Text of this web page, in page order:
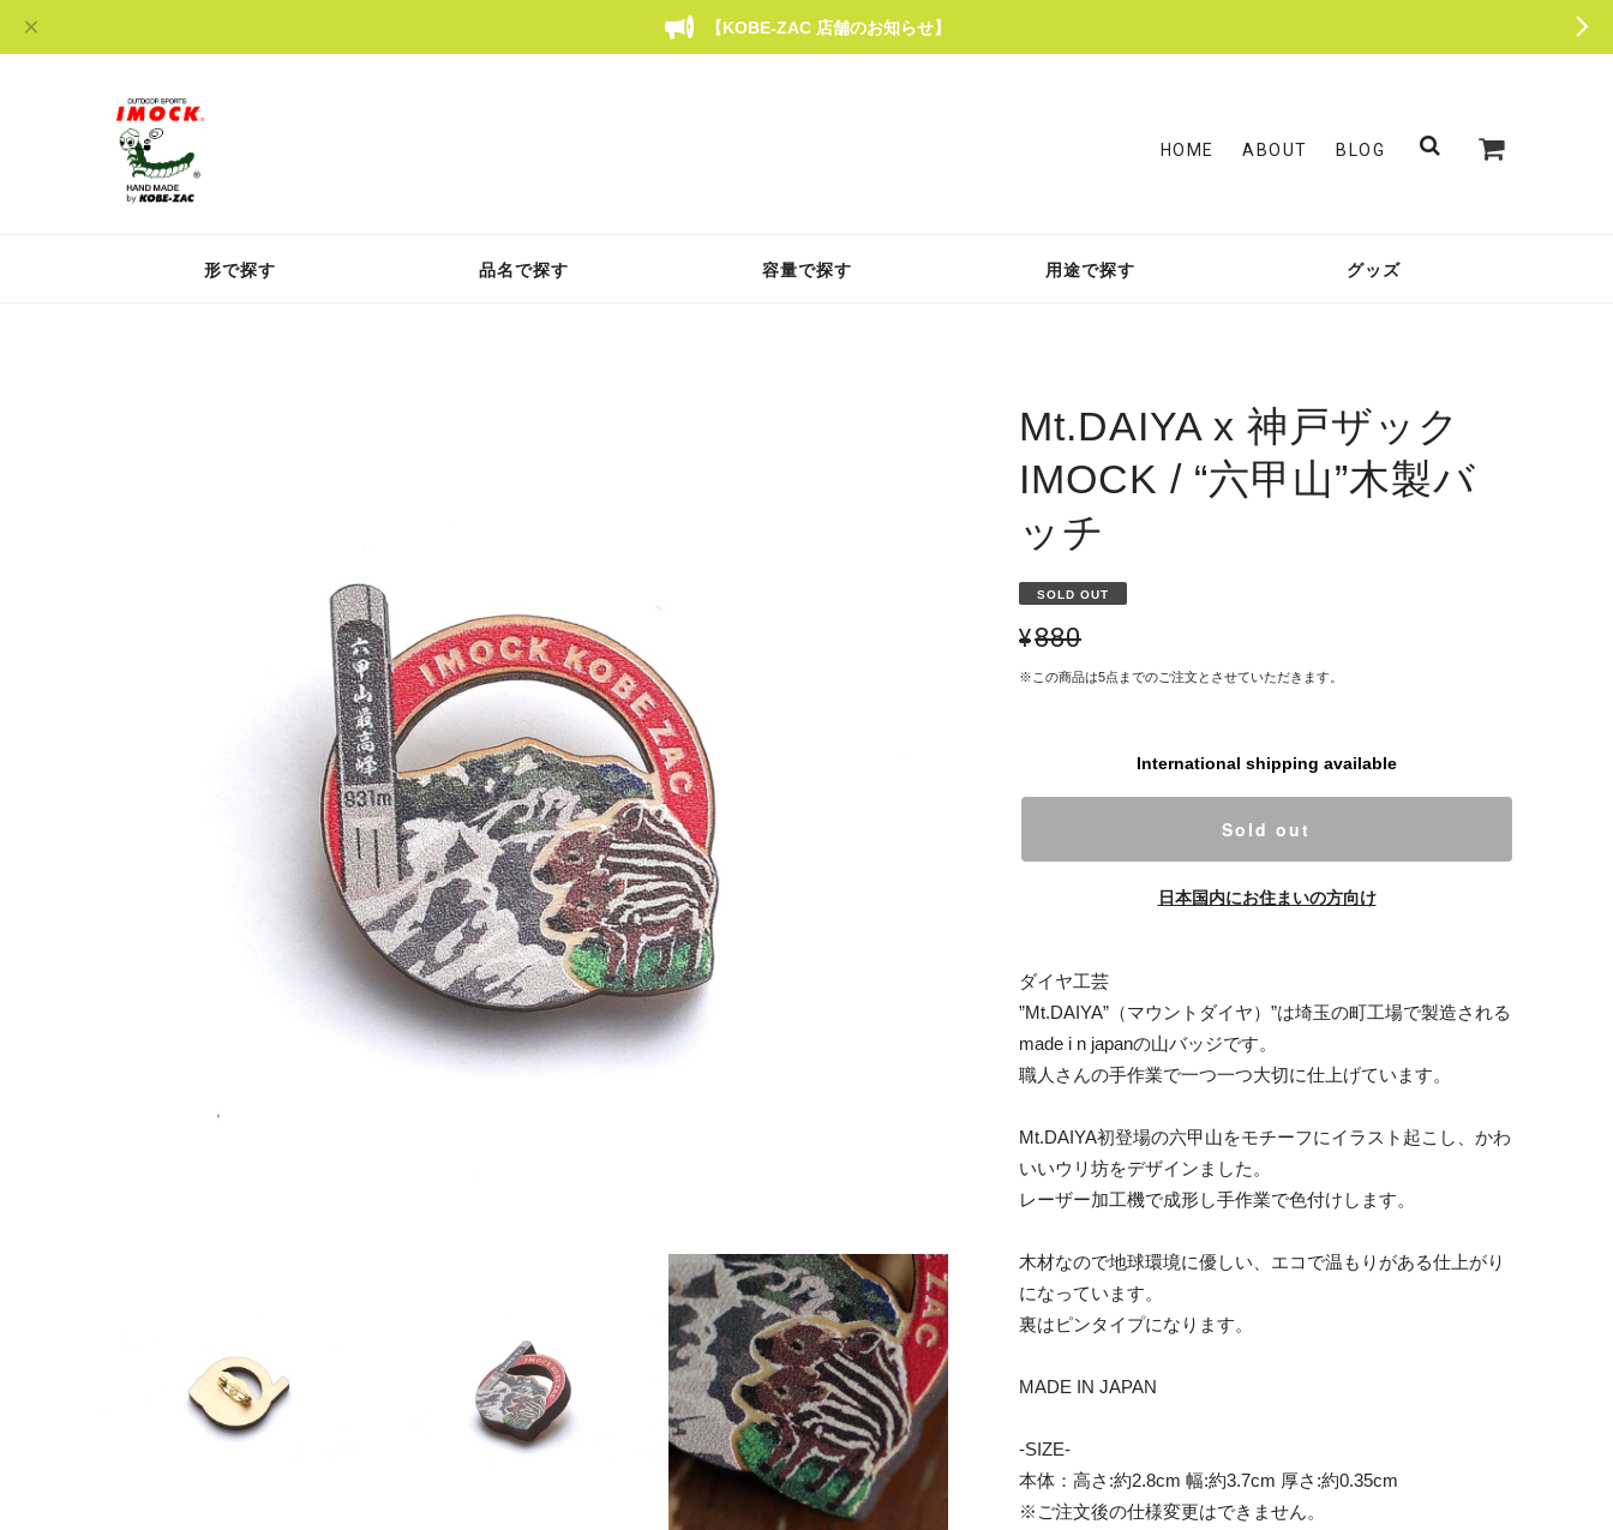
【KOBE-ZAC 店舗のお知らせ】
HOME ABOUT BLOG
形で探す 品名で探す 容量で探す 用途で探す グッズ
Mt.DAIYA x 神戸ザック
IMOCK / “六甲山”木製バ
ッチ
SOLD OUT
¥880
※この商品は5点までのご注文とさせていただきます。
International shipping available
Sold out
日本国内にお住まいの方向け
ダイヤ工芸
”Mt.DAIYA”（マウントダイヤ）”は埼玉の町工場で製造される
made i n japanの山バッジです。
職人さんの手作業で一つ一つ大切に仕上げています。
Mt.DAIYA初登場の六甲山をモチーフにイラスト起こし、かわ
いいウリ坊をデザインました。
レーザー加工機で成形し手作業で色付けします。
木材なので地球環境に優しい、エコで温もりがある仕上がり
になっています。
裏はピンタイプになります。
MADE IN JAPAN
-SIZE-
本体：高さ:約2.8cm 幅:約3.7cm 厚さ:約0.35cm
※ご注文後の仕様変更はできません。